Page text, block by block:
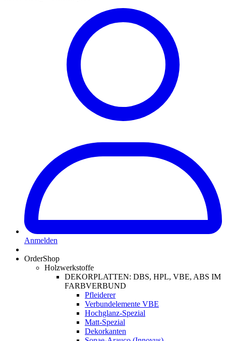
Anmelden
OrderShop
Holzwerkstoffe
DEKORPLATTEN: DBS, HPL, VBE, ABS IM
FARBVERBUND
Pfleiderer
Verbundelemente VBE
Hochglanz-Spezial
Matt-Spezial
Dekorkanten